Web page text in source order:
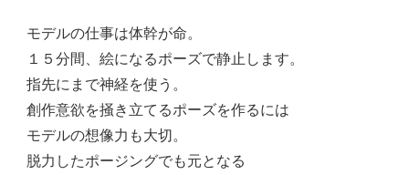
モデルの仕事は体幹が命。
１５分間、絵になるポーズで静止します。
指先にまで神経を使う。
創作意欲を掻き立てるポーズを作るには
モデルの想像力も大切。
脱力したポージングでも元となる